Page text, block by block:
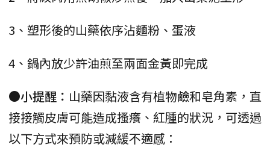
3、塑形後的山藥依序沾麵粉、蛋液
4、鍋內放少許油煎至兩面金黃即完成
●小提醒： 山藥因黏液含有植物鹼和皂角素，直
接接觸皮膚可能造成搔癢、紅腫的狀況，可透過
以下方式來預防或減緩不適感：